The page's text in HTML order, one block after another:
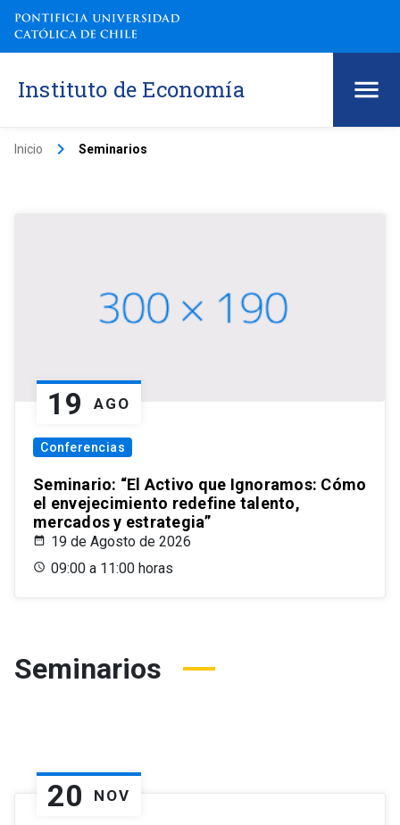
Instituto de Economía
Inicio keyboard_arrow_right Seminarios
19 AGO
Conferencias
Seminario: “El Activo que Ignoramos: Cómo
el envejecimiento redefine talento,
mercados y estrategia”
19 de Agosto de 2026
09:00 a 11:00 horas
Seminarios
20 NOV